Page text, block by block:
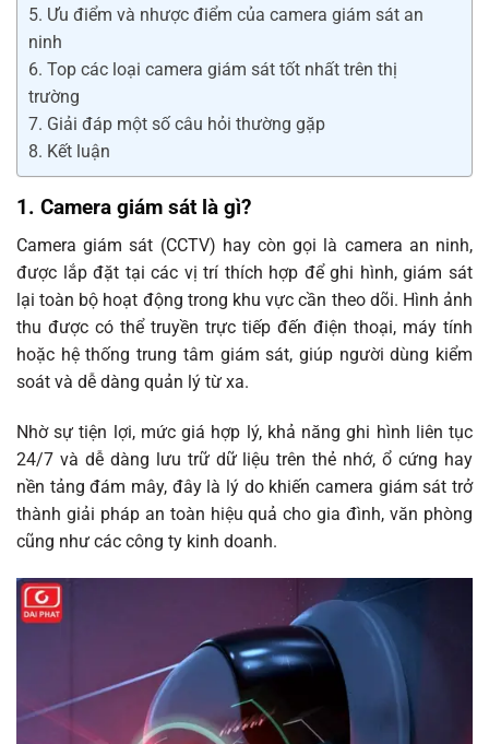
5. Ưu điểm và nhược điểm của camera giám sát an
ninh
6. Top các loại camera giám sát tốt nhất trên thị
trường
7. Giải đáp một số câu hỏi thường gặp
8. Kết luận
1. Camera giám sát là gì?
Camera giám sát (CCTV) hay còn gọi là camera an ninh,
được lắp đặt tại các vị trí thích hợp để ghi hình, giám sát
lại toàn bộ hoạt động trong khu vực cần theo dõi. Hình ảnh
thu được có thể truyền trực tiếp đến điện thoại, máy tính
hoặc hệ thống trung tâm giám sát, giúp người dùng kiểm
soát và dễ dàng quản lý từ xa.
Nhờ sự tiện lợi, mức giá hợp lý, khả năng ghi hình liên tục
24/7 và dễ dàng lưu trữ dữ liệu trên thẻ nhớ, ổ cứng hay
nền tảng đám mây, đây là lý do khiến camera giám sát trở
thành giải pháp an toàn hiệu quả cho gia đình, văn phòng
cũng như các công ty kinh doanh.